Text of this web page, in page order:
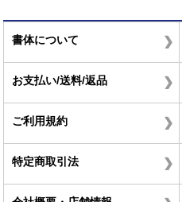
書体について
お支払い/送料/返品
ご利用規約
特定商取引法